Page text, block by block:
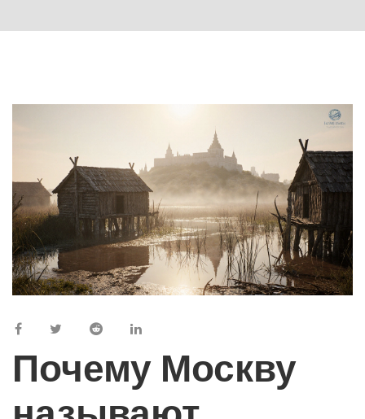
Почему Москву